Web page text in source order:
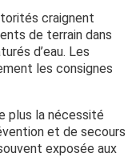
craignent
de terrain dans
d’eau. Les
les consignes
plus la nécessité
et de secours
exposée aux